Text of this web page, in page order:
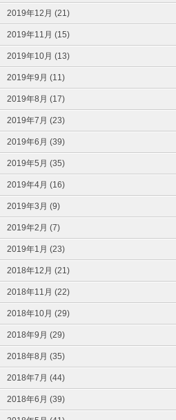
2019年12月 (21)
2019年11月 (15)
2019年10月 (13)
2019年9月 (11)
2019年8月 (17)
2019年7月 (23)
2019年6月 (39)
2019年5月 (35)
2019年4月 (16)
2019年3月 (9)
2019年2月 (7)
2019年1月 (23)
2018年12月 (21)
2018年11月 (22)
2018年10月 (29)
2018年9月 (29)
2018年8月 (35)
2018年7月 (44)
2018年6月 (39)